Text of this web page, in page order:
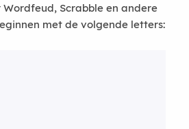
Scrabble en andere
met de volgende letters: